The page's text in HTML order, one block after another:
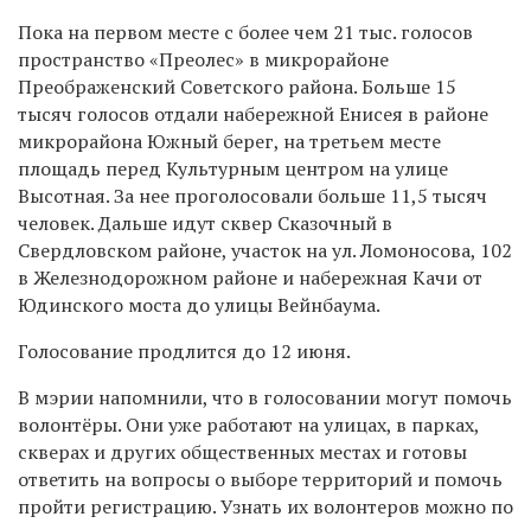
Пока на первом месте с более чем 21 тыс. голосов
пространство «Преолес» в микрорайоне
Преображенский Советского района. Больше 15
тысяч голосов отдали набережной Енисея в районе
микрорайона Южный берег, на третьем месте
площадь перед Культурным центром на улице
Высотная. За нее проголосовали больше 11,5 тысяч
человек. Дальше идут сквер Сказочный в
Свердловском районе, участок на ул. Ломоносова, 102
в Железнодорожном районе и набережная Качи от
Юдинского моста до улицы Вейнбаума.
Голосование продлится до 12 июня.
В мэрии напомнили, что в голосовании могут помочь
волонтёры. Они уже работают на улицах, в парках,
скверах и других общественных местах и готовы
ответить на вопросы о выборе территорий и помочь
пройти регистрацию. Узнать их волонтеров можно по